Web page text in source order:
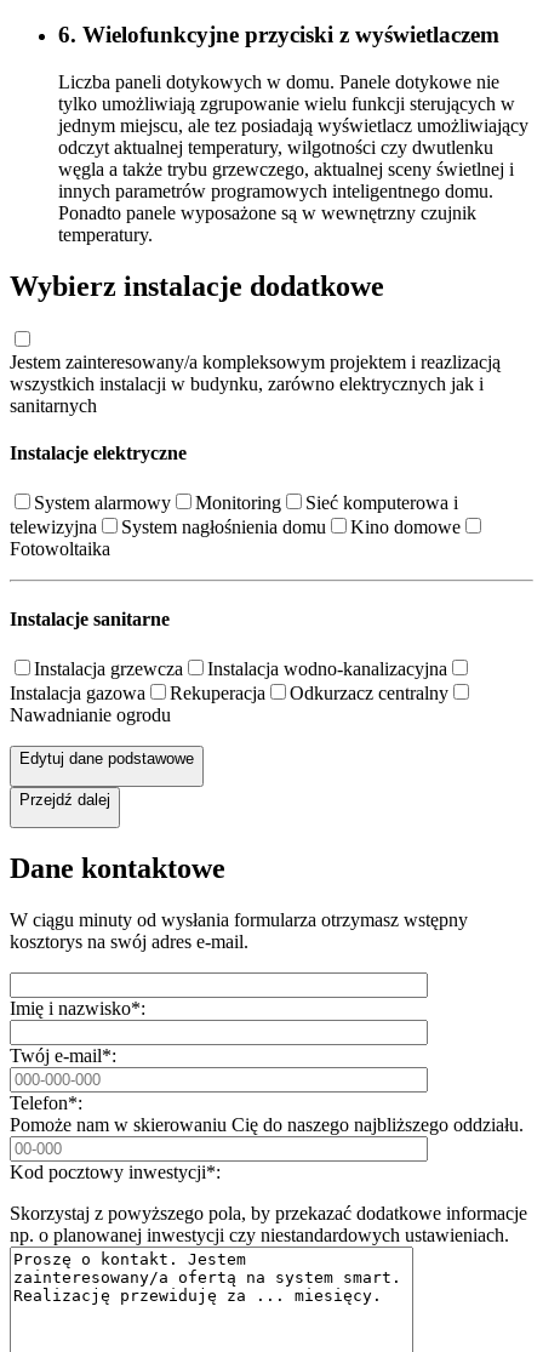
6. Wielofunkcyjne przyciski z wyświetlaczem
Liczba paneli dotykowych w domu. Panele dotykowe nie
tylko umożliwiają zgrupowanie wielu funkcji sterujących w
jednym miejscu, ale tez posiadają wyświetlacz umożliwiający
odczyt aktualnej temperatury, wilgotności czy dwutlenku
węgla a także trybu grzewczego, aktualnej sceny świetlnej i
innych parametrów programowych inteligentnego domu.
Ponadto panele wyposażone są w wewnętrzny czujnik
temperatury.
Wybierz instalacje dodatkowe
Jestem zainteresowany/a kompleksowym projektem i reazlizacją
wszystkich instalacji w budynku, zarówno elektrycznych jak i
sanitarnych
Instalacje elektryczne
System alarmowy Monitoring
Sieć komputerowa i
telewizyjna
System nagłośnienia domu
Kino domowe
Fotowoltaika
Instalacje sanitarne
Instalacja grzewcza
Instalacja wodno-kanalizacyjna
Instalacja gazowa
Rekuperacja
Odkurzacz centralny
Nawadnianie ogrodu
Edytuj dane podstawowe
Przejdź dalej
Dane kontaktowe
W ciągu minuty od wysłania formularza otrzymasz wstępny
kosztorys na swój adres e-mail.
Imię i nazwisko*:
Twój e-mail*:
Telefon*:
Pomoże nam w skierowaniu Cię do naszego najbliższego oddziału.
Kod pocztowy inwestycji*:
Skorzystaj z powyższego pola, by przekazać dodatkowe informacje
np. o planowanej inwestycji czy niestandardowych ustawieniach.